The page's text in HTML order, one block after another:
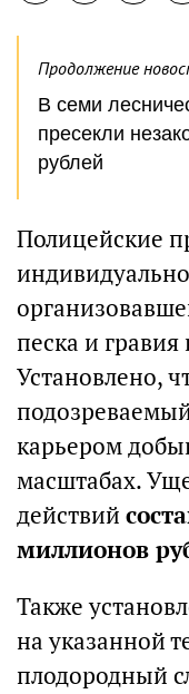
Продолжение
В семи
пресекли
рублей
Полицейские
песка и гравия
Установлено,
карьером
масштабах.
действий
миллионов
Также
на указанной
плодородный